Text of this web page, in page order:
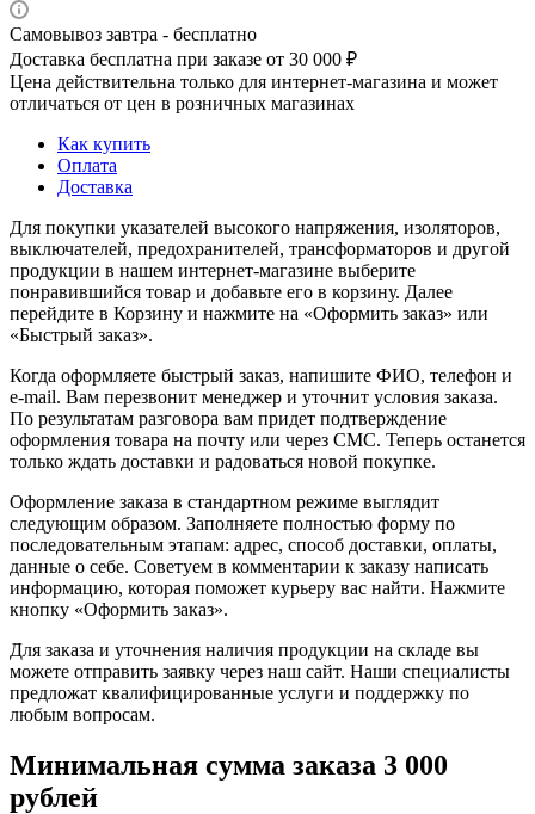
Самовывоз завтра - бесплатно
Доставка бесплатна при заказе от 30 000 ₽
Цена действительна только для интернет-магазина и может
отличаться от цен в розничных магазинах
Как купить
Оплата
Доставка
Для покупки указателей высокого напряжения, изоляторов,
выключателей, предохранителей, трансформаторов и другой
продукции в нашем интернет-магазине выберите
понравившийся товар и добавьте его в корзину. Далее
перейдите в Корзину и нажмите на «Оформить заказ» или
«Быстрый заказ».
Когда оформляете быстрый заказ, напишите ФИО, телефон и
e-mail. Вам перезвонит менеджер и уточнит условия заказа.
По результатам разговора вам придет подтверждение
оформления товара на почту или через СМС. Теперь останется
только ждать доставки и радоваться новой покупке.
Оформление заказа в стандартном режиме выглядит
следующим образом. Заполняете полностью форму по
последовательным этапам: адрес, способ доставки, оплаты,
данные о себе. Советуем в комментарии к заказу написать
информацию, которая поможет курьеру вас найти. Нажмите
кнопку «Оформить заказ».
Для заказа и уточнения наличия продукции на складе вы
можете отправить заявку через наш сайт. Наши специалисты
предложат квалифицированные услуги и поддержку по
любым вопросам.
Минимальная сумма заказа 3 000
рублей